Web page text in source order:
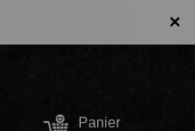
×
Panier